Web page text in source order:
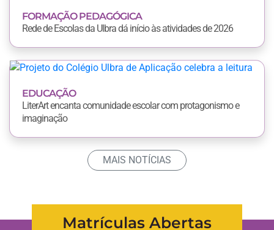
FORMAÇÃO PEDAGÓGICA
Rede de Escolas da Ulbra dá início às atividades de 2026
EDUCAÇÃO
LiterArt encanta comunidade escolar com protagonismo e
imaginação
MAIS NOTÍCIAS
Matrículas Abertas